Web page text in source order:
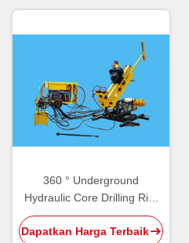
360 ° Underground
Hydraulic Core Drilling Rig,
Underground Drilling
Machine
Dapatkan Harga Terbaik